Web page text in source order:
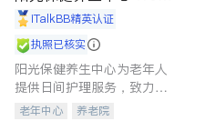
shine
iTalkBB精英认证
执照已核实
阳光保健养生中心为老年人
提供日间护理服务，致力于
通过持续的护理创新来有效
老年中心 养老院